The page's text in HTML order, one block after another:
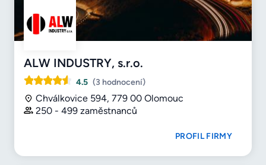
ALW INDUSTRY, s.r.o.
4.5 (3 hodnocení)
Chválkovice 594, 779 00 Olomouc
250 - 499 zaměstnanců
PROFIL FIRMY